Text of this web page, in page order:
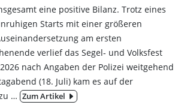
eine positive Bilanz. Trotz eines
Starts mit einer größeren
am ersten
verlief das Segel- und Volksfest
nach Angaben der Polizei weitgehend
(18. Juli) kam es auf der
… Zum Artikel